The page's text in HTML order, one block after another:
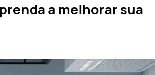
a melhorar sua